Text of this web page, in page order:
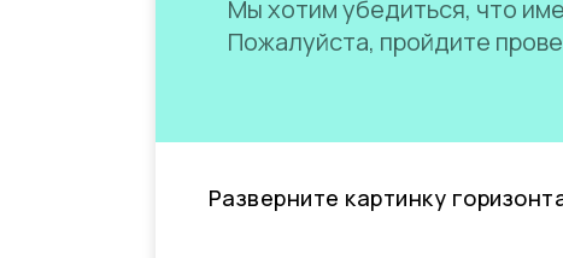
Мы хотим убедиться, что
Пожалуйста, пройдите
Разверните картинку